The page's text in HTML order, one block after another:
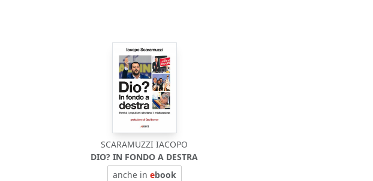
SCARAMUZZI IACOPO
DIO? IN FONDO A DESTRA
anche in ebook